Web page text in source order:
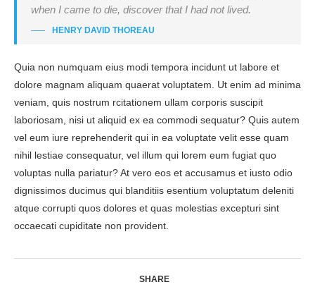
when I came to die, discover that I had not lived.
HENRY DAVID THOREAU
Quia non numquam eius modi tempora incidunt ut labore et
dolore magnam aliquam quaerat voluptatem. Ut enim ad minima
veniam, quis nostrum rcitationem ullam corporis suscipit
laboriosam, nisi ut aliquid ex ea commodi sequatur? Quis autem
vel eum iure reprehenderit qui in ea voluptate velit esse quam
nihil lestiae consequatur, vel illum qui lorem eum fugiat quo
voluptas nulla pariatur? At vero eos et accusamus et iusto odio
dignissimos ducimus qui blanditiis esentium voluptatum deleniti
atque corrupti quos dolores et quas molestias excepturi sint
occaecati cupiditate non provident.
SHARE